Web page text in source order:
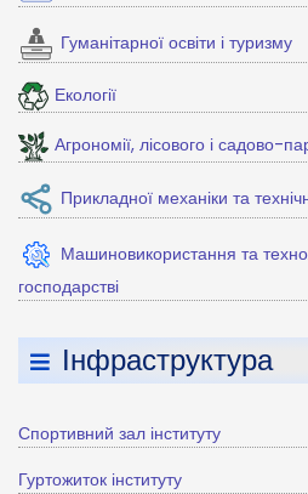
Гуманітарної освіти і туризму
Екології
Агрономії, лісового і садово-
Прикладної механіки та
Машиновикористання та
господарстві
Інфраструктура
Спортивний зал інституту
Гуртожиток інституту